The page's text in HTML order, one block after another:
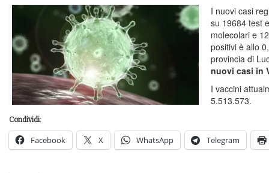
I nuovi casi
su 19684 test
molecolari e
positivi è allo
provincia di
nuovi casi in
I vaccini
5.513.573.
Condividi:
Facebook X WhatsApp Telegram